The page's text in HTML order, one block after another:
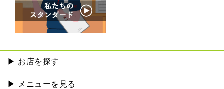
▶︎ お店を探す
▶︎ メニューを見る